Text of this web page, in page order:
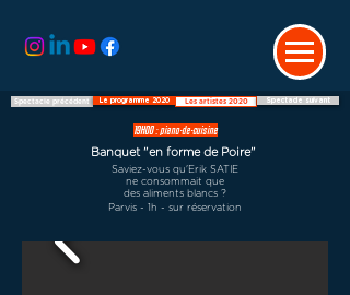
Spectacle précédent Le programme 2020 Les artistes 2020 Spectacle suivant
19H00 : piano-de-cuisine
Banquet "en forme de Poire"
Saviez-vous qu'Erik SATIE
ne consommait que
des aliments blancs ?
Parvis - 1h - sur réservation